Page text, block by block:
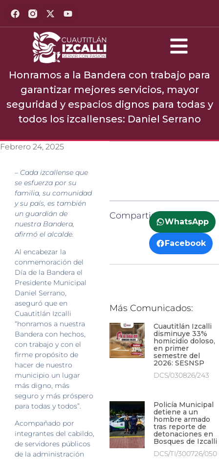
Honramos a la Bandera con trabajo para
garantizar mejores servicios, mayor
seguridad y espacios dignos para todas y
todos los izcallenses: Daniel Serrano
Febrero 24, 2025
– Cada izcallense que
se esfuerza por su
familia, su comunidad
y su país, es también
un guardián de
nuestra Bandera,
afirmó el alcalde.
Al encabezar la
conmemoración del
Día de la Bandera el
Presidente Municipal
Daniel Serrano,
aseguró que en
Cuautitlán Izcalli
“honramos a nuestra
Bandera con hechos,
con trabajo y con el
firme propósito de
hacer de nuestro
municipio un lugar
más digno, más
seguro y más próspero
para todas y todos”.
Acompañado por
integrantes del cabildo,
de servidores públicos
de la administración
Compartir:
WhatsApp
Facebook
Más Comunicados:
Cuautitlán Izcalli
disminuye 33%
homicidio doloso,
en primer
semestre del
2026: SESNSP
DCS/030826/243
Policía Municipal
detiene a un
hombre armado
tras reporte de
detonaciones en
Bosques de Izcalli
DCS/TI/300726/050